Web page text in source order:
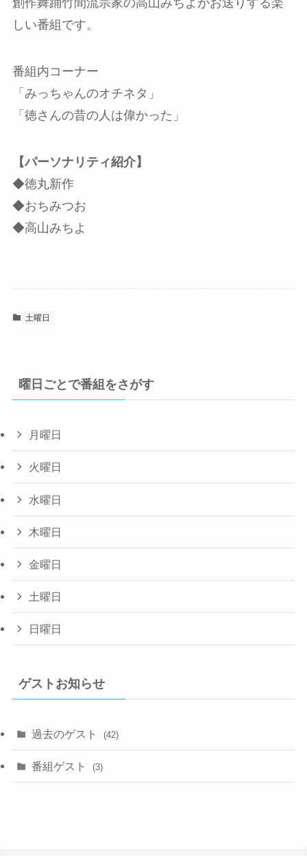
創作舞踊竹間流宗家の高山みちよがお送りする楽
しい番組です。
番組内コーナー
「みっちゃんのオチネタ」
「徳さんの昔の人は偉かった」
【パーソナリティ紹介】
◆徳丸新作
◆おちみつお
◆高山みちよ
土曜日
曜日ごとで番組をさがす
月曜日
火曜日
水曜日
木曜日
金曜日
土曜日
日曜日
ゲストお知らせ
過去のゲスト (42)
番組ゲスト (3)